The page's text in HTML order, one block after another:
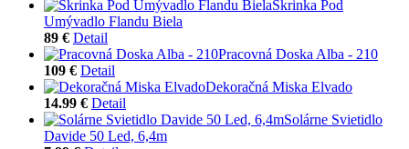
Skrinka Pod
Umývadlo Flandu Biela
89 € Detail
Pracovná Doska Alba - 210
109 € Detail
Dekoračná Miska Elvado
14.99 € Detail
Solárne Svietidlo
Davide 50 Led, 6,4m